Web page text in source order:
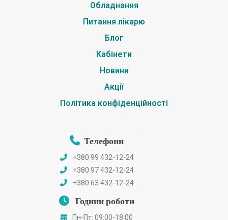
Обладнання
Питання лікарю
Блог
Кабінети
Новини
Акції
Політика конфіденційності
Телефони
+380 99 432-12-24
+380 97 432-12-24
+380 63 432-12-24
Години роботи
Пн-Пт: 09:00-18:00